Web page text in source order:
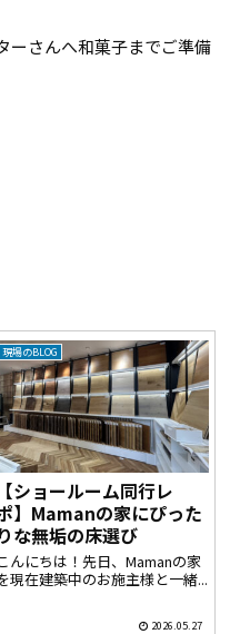
ーさんへ和菓子までご準備
現場のBLOG
【ショールーム同行レ
】Mamanの家にぴった
りな無垢の床選び
んにちは！先日、Mamanの家
現在建築中のお施主様と一緒...
2026.05.27